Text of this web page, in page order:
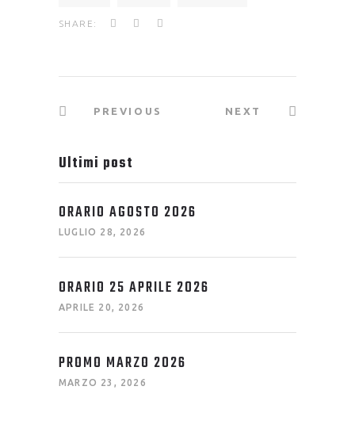
SHARE:
PREVIOUS NEXT
Ultimi post
ORARIO AGOSTO 2026
LUGLIO 28, 2026
ORARIO 25 APRILE 2026
APRILE 20, 2026
PROMO MARZO 2026
MARZO 23, 2026